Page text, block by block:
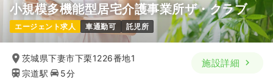
小規模多機能型居宅介護事業所ザ・クラブ
エージェント求人 車通勤可 託児所
茨城県下妻市下栗1226番地1
宗道駅
5分
施設詳細